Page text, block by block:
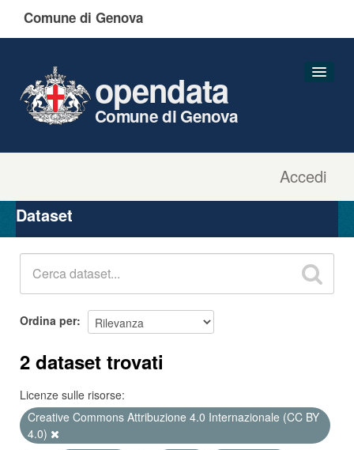
Comune di Genova
Accedi
opendata
Comune di Genova
Organizzazioni
Gruppi
Dataset
Ordina per
2 dataset trovati
Licenze sulle risorse:
Creative Commons Attribuzione 4.0 Internazionale (CC BY
4.0)